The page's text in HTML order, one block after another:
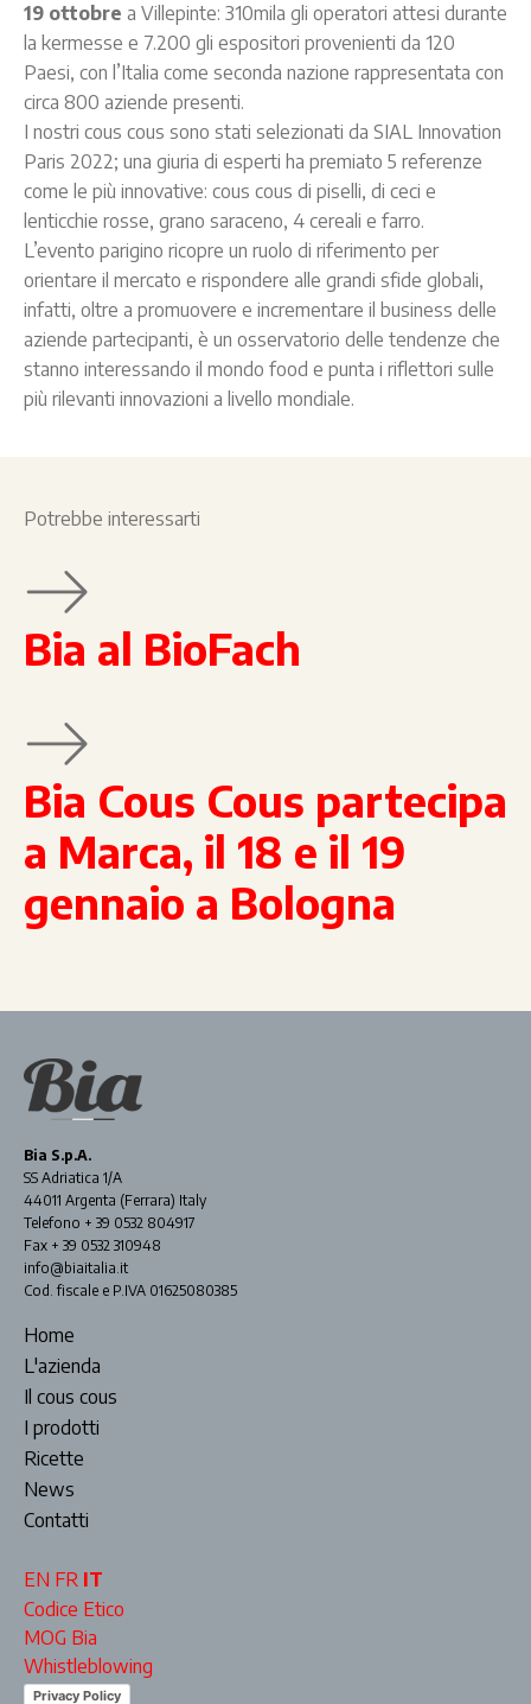
19 ottobre a Villepinte: 310mila gli operatori attesi durante
la kermesse e 7.200 gli espositori provenienti da 120
Paesi, con l’Italia come seconda nazione rappresentata con
circa 800 aziende presenti.
I nostri cous cous sono stati selezionati da SIAL Innovation
Paris 2022; una giuria di esperti ha premiato 5 referenze
come le più innovative: cous cous di piselli, di ceci e
lenticchie rosse, grano saraceno, 4 cereali e farro.
L’evento parigino ricopre un ruolo di riferimento per
orientare il mercato e rispondere alle grandi sfide globali,
infatti, oltre a promuovere e incrementare il business delle
aziende partecipanti, è un osservatorio delle tendenze che
stanno interessando il mondo food e punta i riflettori sulle
più rilevanti innovazioni a livello mondiale.
Potrebbe interessarti
Bia al BioFach
Bia Cous Cous partecipa
a Marca, il 18 e il 19
gennaio a Bologna
Bia S.p.A.
SS Adriatica 1/A
44011 Argenta (Ferrara) Italy
Telefono + 39 0532 804917
Fax + 39 0532 310948
info@biaitalia.it
Cod. fiscale e P.IVA 01625080385
Home
L'azienda
Il cous cous
I prodotti
Ricette
News
Contatti
EN FR IT
Codice Etico
MOG Bia
Whistleblowing
Privacy Policy